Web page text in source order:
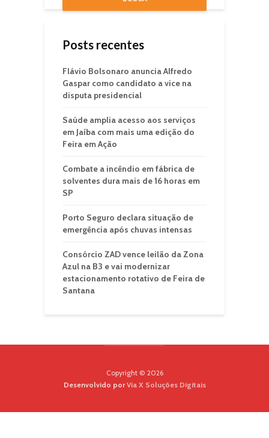
Posts recentes
Flávio Bolsonaro anuncia Alfredo
Gaspar como candidato a vice na
disputa presidencial
Saúde amplia acesso aos serviços
em Jaíba com mais uma edição do
Feira em Ação
Combate a incêndio em fábrica de
solventes dura mais de 16 horas em
SP
Porto Seguro declara situação de
emergência após chuvas intensas
Consórcio ZAD vence leilão da Zona
Azul na B3 e vai modernizar
estacionamento rotativo de Feira de
Santana
Copyright © 2026
Desenvolvido porVia X Soluções Digitais